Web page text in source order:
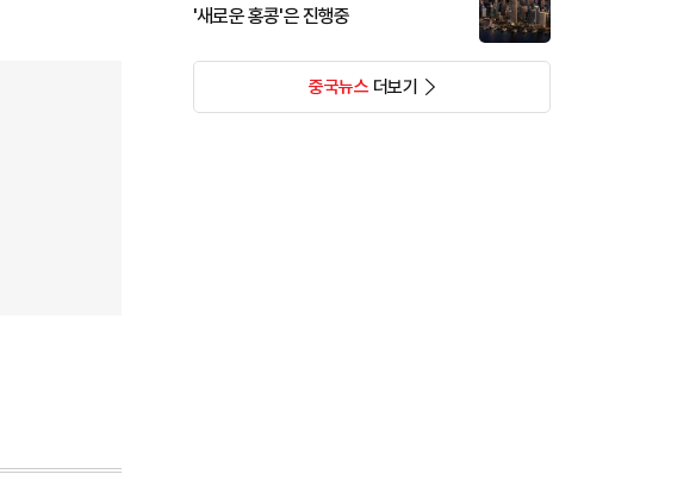
'새로운 홍콩'은 진행중
중국뉴스더보기